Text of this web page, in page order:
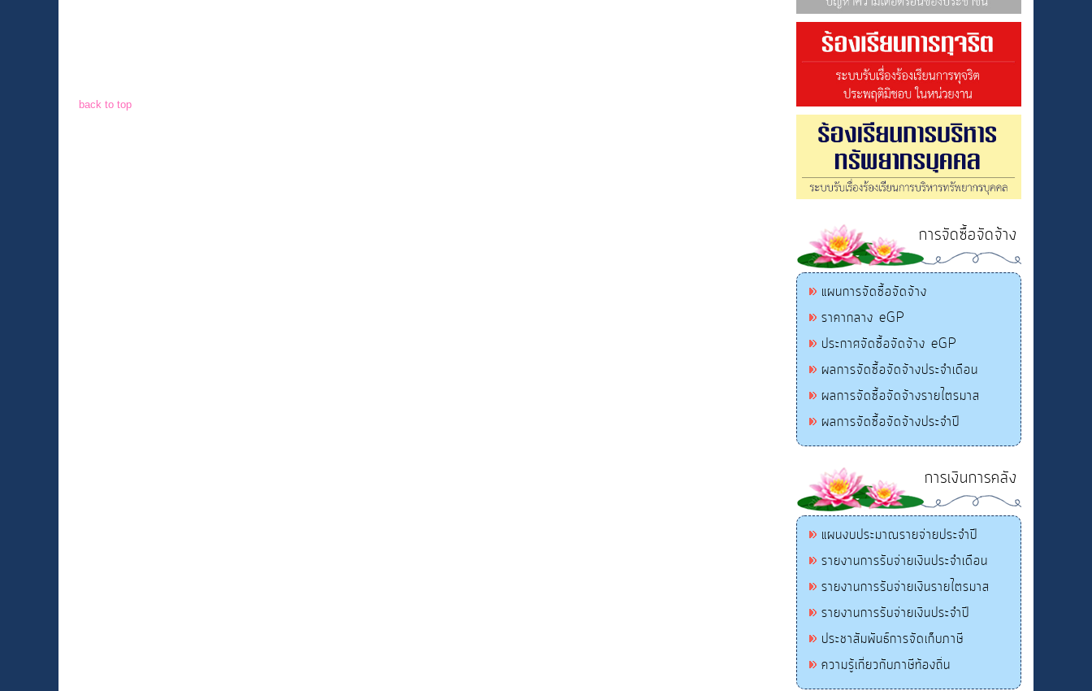
back to top
การจัดซื้อจัดจ้าง
แผนการจัดซื้อจัดจ้าง
ราคากลาง eGP
ประกาศจัดซื้อจัดจ้าง eGP
ผลการจัดซื้อจัดจ้างประจำเดือน
ผลการจัดซื้อจัดจ้างรายไตรมาส
ผลการจัดซื้อจัดจ้างประจำปี
การเงินการคลัง
แผนงบประมาณรายจ่ายประจำปี
รายงานการรับจ่ายเงินประจำเดือน
รายงานการรับจ่ายเงินรายไตรมาส
รายงานการรับจ่ายเงินประจำปี
ประชาสัมพันธ์การจัดเก็บภาษี
ความรู้เกี่ยวกับภาษีท้องถิ่น